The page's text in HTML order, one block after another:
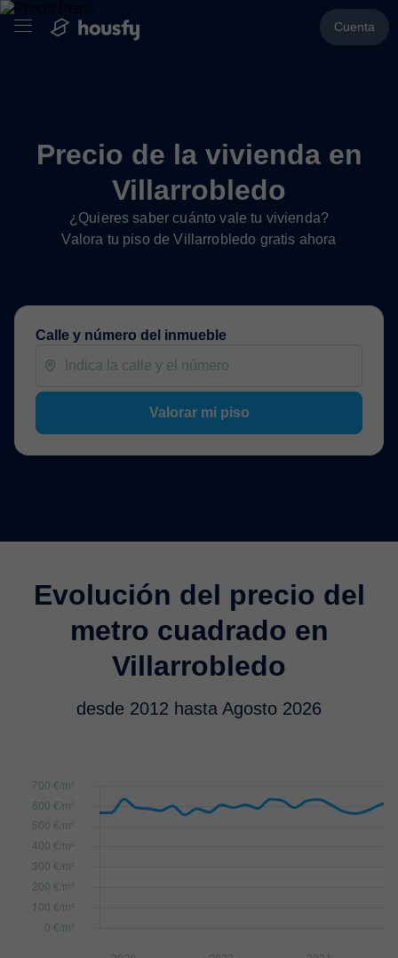
Cuenta
Precio de la vivienda en
Villarrobledo
¿Quieres saber cuánto vale tu vivienda?
Valora tu piso de Villarrobledo gratis ahora
Calle y número del inmueble
Valorar mi piso
Evolución del precio del
metro cuadrado en
Villarrobledo
desde 2012 hasta Agosto 2026